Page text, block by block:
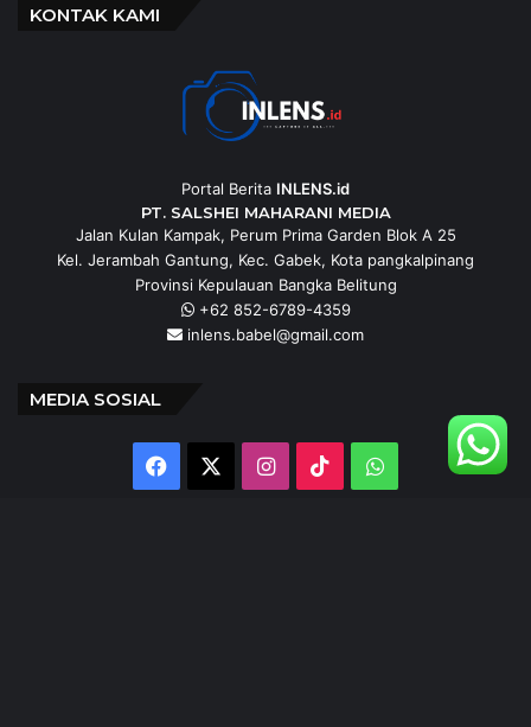
KONTAK KAMI
Portal Berita INLENS.id
PT. SALSHEI MAHARANI MEDIA
Jalan Kulan Kampak, Perum Prima Garden Blok A 25
Kel. Jerambah Gantung, Kec. Gabek, Kota pangkalpinang
Provinsi Kepulauan Bangka Belitung
+62 852-6789-4359
inlens.babel@gmail.com
MEDIA SOSIAL
Facebook Instagram
TikTokWhatsApp